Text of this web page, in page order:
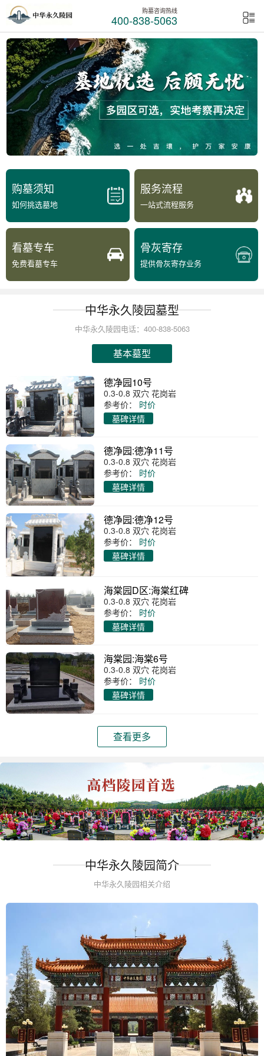
购墓咨询热线
400-838-5063
购墓须知
如何挑选墓地
服务流程
一站式流程服务
看墓专车
免费看墓专车
骨灰寄存
提供骨灰寄存业务
中华永久陵园墓型
中华永久陵园电话：400-838-5063
基本墓型
德净园10号
0.3-0.8 双穴 花岗岩
参考价：
时价
墓碑详情
德净园:德净11号
0.3-0.8 双穴 花岗岩
参考价：
时价
墓碑详情
德净园:德净12号
0.3-0.8 双穴 花岗岩
参考价：
时价
墓碑详情
海棠园D区:海棠红碑
0.3-0.8 双穴 花岗岩
参考价：
时价
墓碑详情
海棠园:海棠6号
0.3-0.8 双穴 花岗岩
参考价：
时价
墓碑详情
查看更多
中华永久陵园简介
中华永久陵园相关介绍